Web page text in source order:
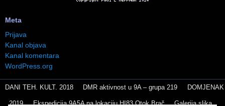
Meta
Prijava
Kanal objava
Kanal komentara
WordPress.org
DANI TEH. KULT. 2018 DMR aktivnost u 9A – grupa 219 DOMJENAK
2019 Ekspedicija 9A5A na lokaciju HI83 Otok Brač Galerija slika